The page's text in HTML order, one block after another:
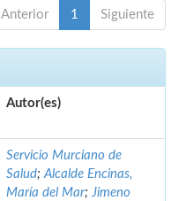
Anterior 1 Siguiente
Autor(es)
Servicio Murciano de
Salud;Alcalde Encinas,
María del Mar;Jimeno